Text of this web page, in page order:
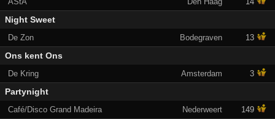
Night Sweet
De Zon Bodegraven 13
Ons kent Ons
De Kring Amsterdam 3
Partynight
Café/Disco Grand Madeira Nederweert 149